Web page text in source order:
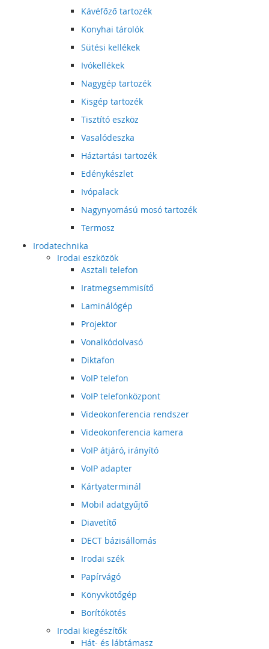
Kávéfőző tartozék
Konyhai tárolók
Sütési kellékek
Ivókellékek
Nagygép tartozék
Kisgép tartozék
Tisztító eszköz
Vasalódeszka
Háztartási tartozék
Edénykészlet
Ivópalack
Nagynyomású mosó tartozék
Termosz
Irodatechnika
Irodai eszközök
Asztali telefon
Iratmegsemmisítő
Laminálógép
Projektor
Vonalkódolvasó
Diktafon
VoIP telefon
VoIP telefonközpont
Videokonferencia rendszer
Videokonferencia kamera
VoIP átjáró, irányító
VoIP adapter
Kártyaterminál
Mobil adatgyűjtő
Diavetítő
DECT bázisállomás
Irodai szék
Papírvágó
Könyvkötőgép
Borítókötés
Irodai kiegészítők
Hát- és lábtámasz